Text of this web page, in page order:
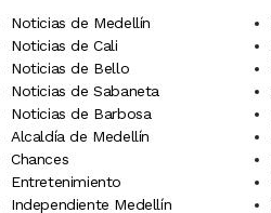
Noticias de Medellín
Noticias de Cali
Noticias de Bello
Noticias de Sabaneta
Noticias de Barbosa
Alcaldía de Medellín
Chances
Entretenimiento
Independiente Medellín